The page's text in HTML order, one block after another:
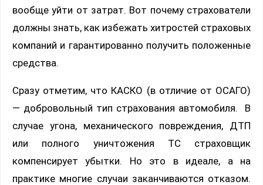
вообще уйти от затрат. Вот почему страхователи
должны знать, как избежать хитростей страховых
компаний и гарантированно получить положенные
средства.
Сразу отметим, что КАСКО (в отличие от ОСАГО)
— добровольный тип страхования автомобиля. В
случае угона, механического повреждения, ДТП
или полного уничтожения ТС страховщик
компенсирует убытки. Но это в идеале, а на
практике многие случаи заканчиваются отказом.